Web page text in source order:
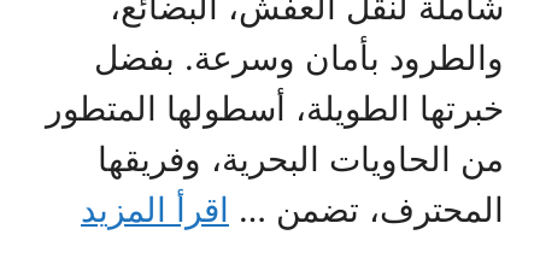
والطرود بأمان وسرعة. بفضل
خبرتها الطويلة، أسطولها المتطور
من الحاويات البحرية، وفريقها
المحترف، تضمن … اقرأ المزيد